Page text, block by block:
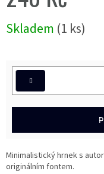
cena:
Skladem (1 ks)
Minimalistický hrnek s
originálním fontem.